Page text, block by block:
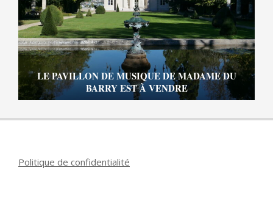
LE PAVILLON DE MUSIQUE DE MADAME DU
BARRY EST À VENDRE
Politique de confidentialité